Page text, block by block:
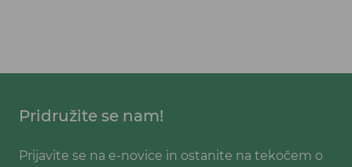
Pridružite se nam!
Prijavite se na e-novice in ostanite na tekočem o